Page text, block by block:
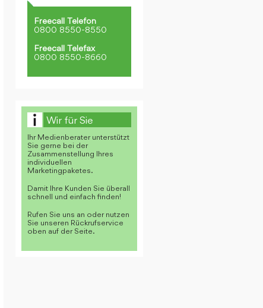
Freecall Telefon
0800 8550-8550
Freecall Telefax
0800 8550-8660
Wir für Sie
Ihr Medienberater unterstützt
Sie gerne bei der
Zusammenstellung Ihres
individuellen
Marketingpaketes.
Damit Ihre Kunden Sie überall
schnell und einfach finden!
Rufen Sie uns an oder nutzen
Sie unseren Rückrufservice
oben auf der Seite.